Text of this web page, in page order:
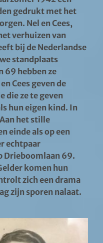
gedrukt met het
Nel en Cees,
verhuizen van
bij de Nederlandse
standplaats
69 hebben ze
Cees geven de
die ze te geven
hun eigen kind. In
het stille
einde als op een
echtpaar
Drieboomlaan 69.
komen hun
zich een drama
zijn sporen nalaat.